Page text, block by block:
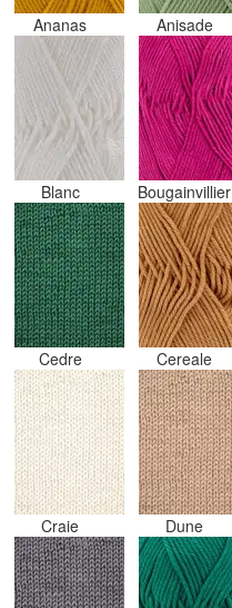
Ananas Anisade
Blanc Bougainvillier
Cedre Cereale
Craie Dune